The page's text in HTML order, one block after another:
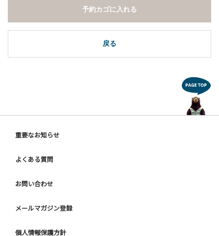
戻る
予約カゴに入れる
重要なお知らせ
よくある質問
お問い合わせ
メールマガジン登録
個人情報保護方針